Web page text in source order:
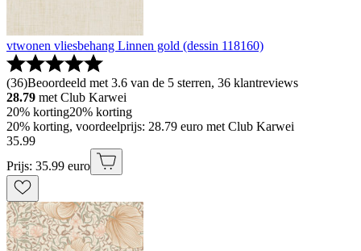
vtwonen vliesbehang Linnen gold (dessin 118160)
(36)Beoordeeld met 3.6 van de 5 sterren, 36 klantreviews
28.79 met Club Karwei
20% korting20% korting
20% korting, voordeelprijs: 28.79 euro met Club Karwei
35.99
Prijs: 35.99 euro